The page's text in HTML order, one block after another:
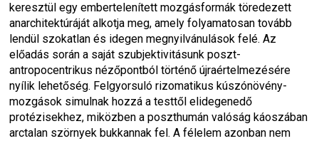
keresztül egy embertelenített mozgásformák töredezett
anarchitektúráját alkotja meg, amely folyamatosan tovább
lendül szokatlan és idegen megnyilvánulások felé. Az
előadás során a saját szubjektivitásunk poszt-
antropocentrikus nézőpontból történő újraértelmezésére
nyílik lehetőség. Felgyorsuló rizomatikus kúszónövény-
mozgások simulnak hozzá a testtől elidegenedő
protézisekhez, miközben a poszthumán valóság káoszában
arctalan szörnyek bukkannak fel. A félelem azonban nem